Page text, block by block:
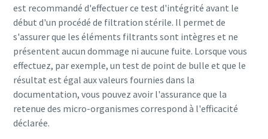
est recommandé d'effectuer ce test d'intégrité avant le
début d'un procédé de filtration stérile. Il permet de
s'assurer que les éléments filtrants sont intègres et ne
présentent aucun dommage ni aucune fuite. Lorsque vous
effectuez, par exemple, un test de point de bulle et que le
résultat est égal aux valeurs fournies dans la
documentation, vous pouvez avoir l'assurance que la
retenue des micro-organismes correspond à l'efficacité
déclarée.